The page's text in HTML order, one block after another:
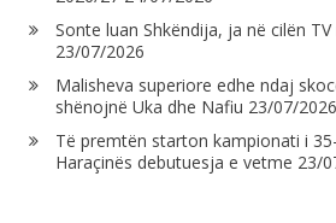
Sonte luan Shkëndija, ja në cilën
23/07/2026
Malisheva superiore edhe ndaj
shënojnë Uka dhe Nafiu 23/07/2026
Të premtën starton kampionati i
Haraçinës debutuesja e vetme 23/